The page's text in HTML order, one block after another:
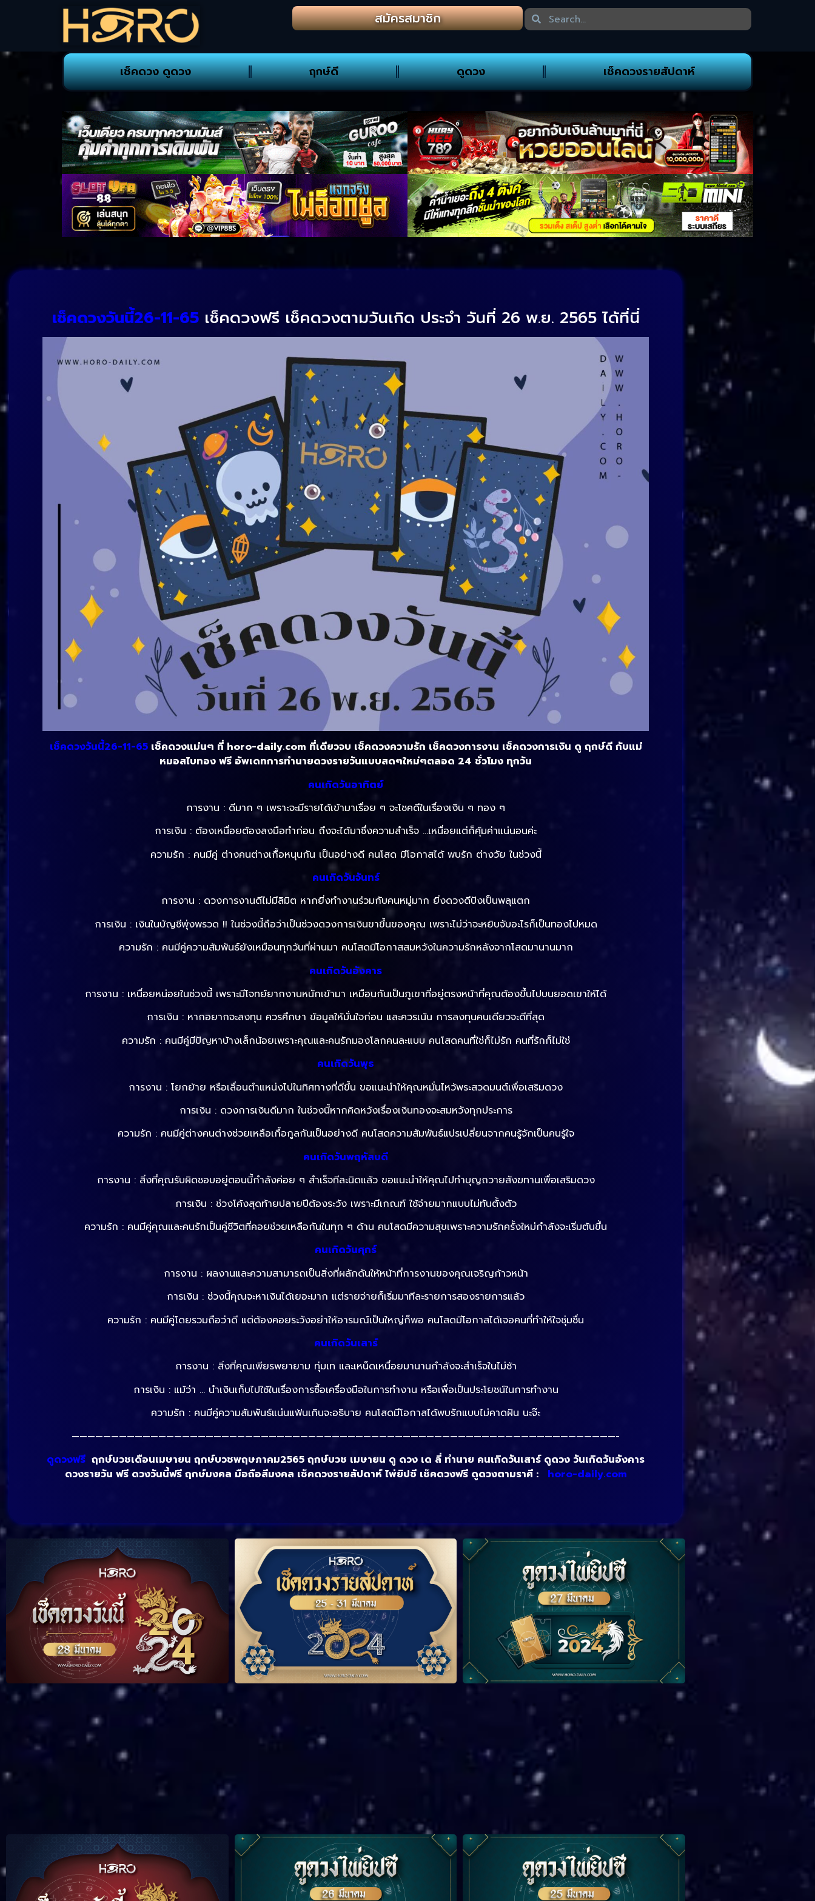
สมัครสมาชิก
เช็คดวง ดูดวง ฤกษ์ดี ดูดวง เช็คดวงรายสัปดาห์
เช็คดวงวันนี้26-11-65เช็คดวงฟรี เช็คดวงตามวันเกิด ประจำ วันที่ 26 พ.ย. 2565 ได้ที่นี่
เช็คดวงวันนี้26-11-65เช็คดวงแม่นๆ ที่ horo-daily.com ที่เดียวจบ เช็คดวงความรัก เช็คดวงการงาน เช็คดวงการเงิน ดู ฤกษ์ดี กับแม่
หมอสไบทอง ฟรี อัพเดทการทำนายดวงรายวันแบบสดๆใหม่ๆตลอด 24 ชั่วโมง ทุกวัน
คนเกิดวันอาทิตย์
การงาน : ดีมาก ๆ เพราะจะมีรายได้เข้ามาเรื่อย ๆ จะโชคดีในเรื่องเงิน ๆ ทอง ๆ
การเงิน : ต้องเหนื่อยต้องลงมือทำก่อน ถึงจะได้มาซึ่งความสำเร็จ …เหนื่อยแต่ก็คุ้มค่าแน่นอนค่ะ
ความรัก : คนมีคู่ ต่างคนต่างเกื้อหนุนกัน เป็นอย่างดี คนโสด มีโอกาสได้ พบรัก ต่างวัย ในช่วงนี้
คนเกิดวันจันทร์
การงาน : ดวงการงานดีไม่มีลิมิต หากยิ่งทำงานร่วมกับคนหมู่มาก ยิ่งดวงดีปังเป็นพลุแตก
การเงิน : เงินในบัญชีพุ่งพรวด !! ในช่วงนี้ถือว่าเป็นช่วงดวงการเงินขาขึ้นของคุณ เพราะไม่ว่าจะหยิบจับอะไรก็เป็นทองไปหมด
ความรัก : คนมีคู่ความสัมพันธ์ยังเหมือนทุกวันที่ผ่านมา คนโสดมีโอกาสสมหวังในความรักหลังจากโสดมานานมาก
คนเกิดวันอังคาร
การงาน : เหนื่อยหน่อยในช่วงนี้ เพราะมีโจทย์ยากงานหนักเข้ามา เหมือนกันเป็นภูเขาที่อยู่ตรงหน้าที่คุณต้องขึ้นไปบนยอดเขาให้ได้
การเงิน : หากอยากจะลงทุน ควรศึกษา ข้อมูลให้มั่นใจก่อน และควรเน้น การลงทุนคนเดียวจะดีที่สุด
ความรัก : คนมีคู่มีปัญหาบ้างเล็กน้อยเพราะคุณและคนรักมองโลกคนละแบบ คนโสดคนที่ใช่ก็ไม่รัก คนที่รักก็ไม่ใช่
คนเกิดวันพุธ
การงาน : โยกย้าย หรือเลื่อนตำแหน่งไปในทิศทางที่ดีขึ้น ขอแนะนำให้คุณหมั่นไหว้พระสวดมนต์เพื่อเสริมดวง
การเงิน : ดวงการเงินดีมาก ในช่วงนี้หากคิดหวังเรื่องเงินทองจะสมหวังทุกประการ
ความรัก : คนมีคู่ต่างคนต่างช่วยเหลือเกื้อกูลกันเป็นอย่างดี คนโสดความสัมพันธ์แปรเปลี่ยนจากคนรู้จักเป็นคนรู้ใจ
คนเกิดวันพฤหัสบดี
การงาน : สิ่งที่คุณรับผิดชอบอยู่ตอนนี้กำลังค่อย ๆ สำเร็จทีละนิดแล้ว ขอแนะนำให้คุณไปทำบุญถวายสังฆทานเพื่อเสริมดวง
การเงิน : ช่วงโค้งสุดท้ายปลายปีต้องระวัง เพราะมีเกณฑ์ ใช้จ่ายมากแบบไม่ทันตั้งตัว
ความรัก : คนมีคู่คุณและคนรักเป็นคู่ชีวิตที่คอยช่วยเหลือกันในทุก ๆ ด้าน คนโสดมีความสุขเพราะความรักครั้งใหม่กำลังจะเริ่มต้นขึ้น
คนเกิดวันศุกร์
การงาน : ผลงานและความสามารถเป็นสิ่งที่ผลักดันให้หน้าที่การงานของคุณเจริญก้าวหน้า
การเงิน : ช่วงนี้คุณจะหาเงินได้เยอะมาก แต่รายจ่ายก็เริ่มมาทีละรายการสองรายการแล้ว
ความรัก : คนมีคู่โดยรวมถือว่าดี แต่ต้องคอยระวังอย่าให้อารมณ์เป็นใหญ่ก็พอ คนโสดมีโอกาสได้เจอคนที่ทำให้ใจชุ่มชื่น
คนเกิดวันเสาร์
การงาน : สิ่งที่คุณเพียรพยายาม ทุ่มเท และเหน็ดเหนื่อยมานานกำลังจะสำเร็จในไม่ช้า
การเงิน : แม้ว่า … นำเงินเก็บไปใช้ในเรื่องการซื้อเครื่องมือในการทำงาน หรือเพื่อเป็นประโยชน์ในการทำงาน
ความรัก : คนมีคู่ความสัมพันธ์แน่นแฟ้นเกินจะอธิบาย คนโสดมีโอกาสได้พบรักแบบไม่คาดฝัน นะจ๊ะ
—————————————————————————————————————————————————————————————————————-
ดูดวงฟรี ฤกษ์บวชเดือนเมษายน ฤกษ์บวชพฤษภาคม2565 ฤกษ์บวช เมษายน ดู ดวง เด ลี่ ทํานาย คนเกิดวันเสาร์ ดูดวง วันเกิดวันอังคาร
ดวงรายวัน ฟรี ดวงวันนี้ฟรี ฤกษ์มงคล มือถือสีมงคล เช็คดวงรายสัปดาห์ ไพ่ยิปซี เช็คดวงฟรี ดูดวงตามราศี : horo-daily.com